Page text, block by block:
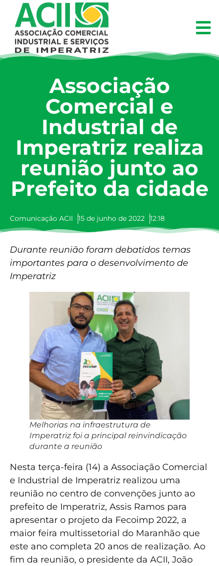
Associação
Comercial e
Industrial de
Imperatriz realiza
reunião junto ao
Prefeito da cidade
Comunicação ACII 15 de junho de 2022 12:18
Durante reunião foram debatidos temas
importantes para o desenvolvimento de
Imperatriz
Melhorias na infraestrutura de
Imperatriz foi a principal reinvindicação
durante a reunião
Nesta terça-feira (14) a Associação Comercial
e Industrial de Imperatriz realizou uma
reunião no centro de convenções junto ao
prefeito de Imperatriz, Assis Ramos para
apresentar o projeto da Fecoimp 2022, a
maior feira multissetorial do Maranhão que
este ano completa 20 anos de realização. Ao
fim da reunião, o presidente da ACII, João